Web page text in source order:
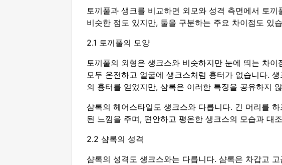
토끼풀과 생크를 비교하면 외모와 성격 측면에서 토
비슷한 점도 있지만, 둘을 구분하는 주요 차이점도 있
2.1 토끼풀의 모양
토끼풀의 외형은 섕크스와 비슷하지만 눈에 띄는 차
모두 온전하고 얼굴에 섕크스처럼 흉터가 없습니다.
의 흉터를 얻었지만, 샴록은 이러한 특징을 공유하지
샴록의 헤어스타일도 섕크스와 다릅니다. 긴 머리를
된 느낌을 주며, 편안하고 평온한 생크스의 모습과 대
2.2 샴록의 성격
샴록의 성격도 섕크스와는 다릅니다. 샴록은 차갑고